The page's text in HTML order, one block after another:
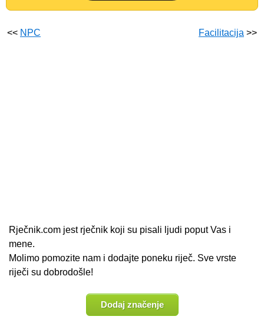
<< NPC Facilitacija >>
Rječnik.com jest rječnik koji su pisali ljudi poput Vas i
mene.
Molimo pomozite nam i dodajte poneku riječ. Sve vrste
riječi su dobrodošle!
Dodaj značenje